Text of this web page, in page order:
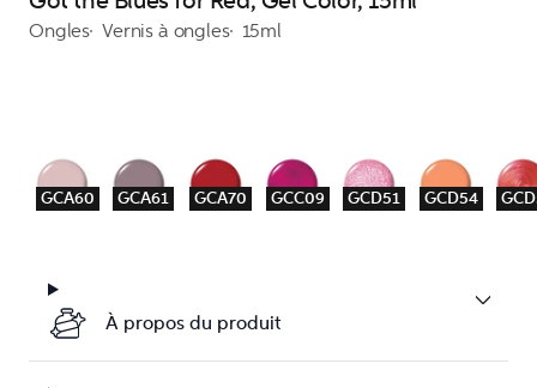
Ongles Vernis à ongles 15ml
GCA60 GCA61 GCA70 GCC09 GCD51 GCD54
À propos du produit